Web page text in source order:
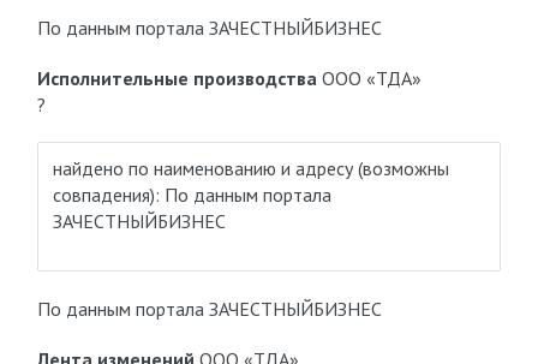
По данным портала ЗАЧЕСТНЫЙБИЗНЕС
Исполнительные производстваООО «ТДА»
?
найдено по наименованию и адресу(возможны
совпадения): По данным портала
ЗАЧЕСТНЫЙБИЗНЕС
По данным портала ЗАЧЕСТНЫЙБИЗНЕС
Лента изменений ООО «ТДА»